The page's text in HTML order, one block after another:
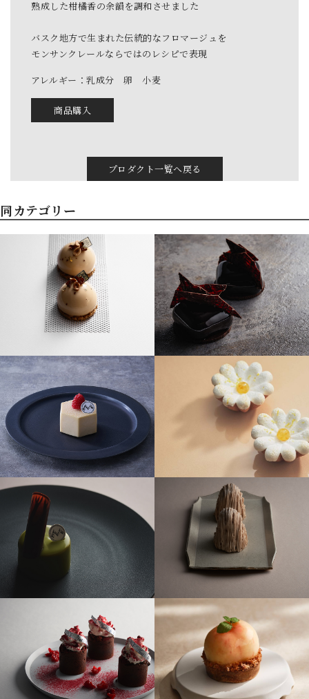
熟成した柑橘香の余韻を調和させました
バスク地方で生まれた伝統的なフロマージュを
モンサンクレールならではのレシピで表現
アレルギー：乳成分 卵 小麦
商品購入
プロダクト一覧へ戻る
同カテゴリー